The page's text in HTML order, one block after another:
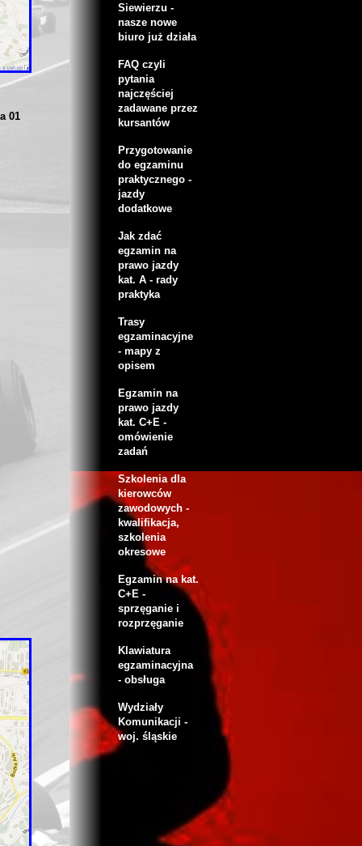
01
Siewierzu -
nasze nowe
biuro już działa
FAQ czyli
pytania
najczęściej
zadawane przez
kursantów
Przygotowanie
do egzaminu
praktycznego -
jazdy
dodatkowe
Jak zdać
egzamin na
prawo jazdy
kat. A - rady
praktyka
Trasy
egzaminacyjne
- mapy z
opisem
Egzamin na
prawo jazdy
kat. C+E -
omówienie
zadań
Szkolenia dla
kierowców
zawodowych -
kwalifikacja,
szkolenia
okresowe
Egzamin na kat.
C+E -
sprzęganie i
rozprzęganie
Klawiatura
egzaminacyjna
- obsługa
Wydziały
Komunikacji -
woj. śląskie